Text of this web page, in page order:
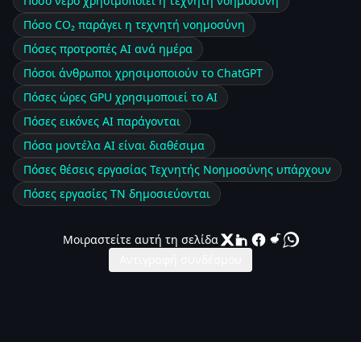
Πόσο CO₂ παράγει η τεχνητή νοημοσύνη
Πόσες προτροπές AI ανά ημέρα
Πόσοι άνθρωποι χρησιμοποιούν το ChatGPT
Πόσες ώρες GPU χρησιμοποιεί το AI
Πόσες εικόνες AI παράγονται
Πόσα μοντέλα AI είναι διαθέσιμα
Πόσες θέσεις εργασίας Τεχνητής Νοημοσύνης υπάρχουν
Πόσες εργασίες ΤΝ δημοσιεύονται
Μοιραστείτε αυτή τη σελίδα